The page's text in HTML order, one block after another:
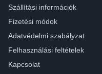
Szállítási információk
Fizetési módok
Adatvédelmi szabályzat
Felhasználási feltételek
Kapcsolat